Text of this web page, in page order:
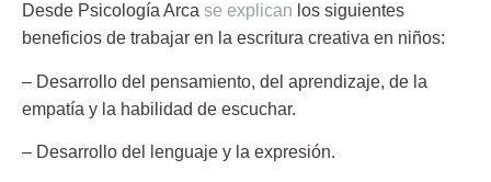
Desde Psicología Arca se explican los siguientes
beneficios de trabajar en la escritura creativa en niños:
– Desarrollo del pensamiento, del aprendizaje, de la
empatía y la habilidad de escuchar.
– Desarrollo del lenguaje y la expresión.